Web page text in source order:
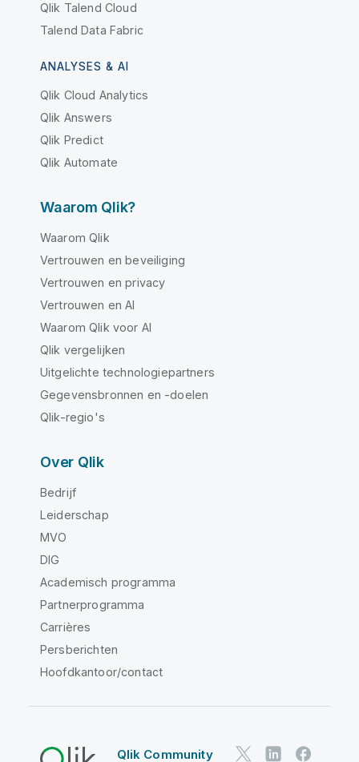
Qlik Talend Cloud
Talend Data Fabric
ANALYSES & AI
Qlik Cloud Analytics
Qlik Answers
Qlik Predict
Qlik Automate
Waarom Qlik?
Waarom Qlik
Vertrouwen en beveiliging
Vertrouwen en privacy
Vertrouwen en AI
Waarom Qlik voor AI
Qlik vergelijken
Uitgelichte technologiepartners
Gegevensbronnen en -doelen
Qlik-regio's
Over Qlik
Bedrijf
Leiderschap
MVO
DIG
Academisch programma
Partnerprogramma
Carrières
Persberichten
Hoofdkantoor/contact
Qlik Community